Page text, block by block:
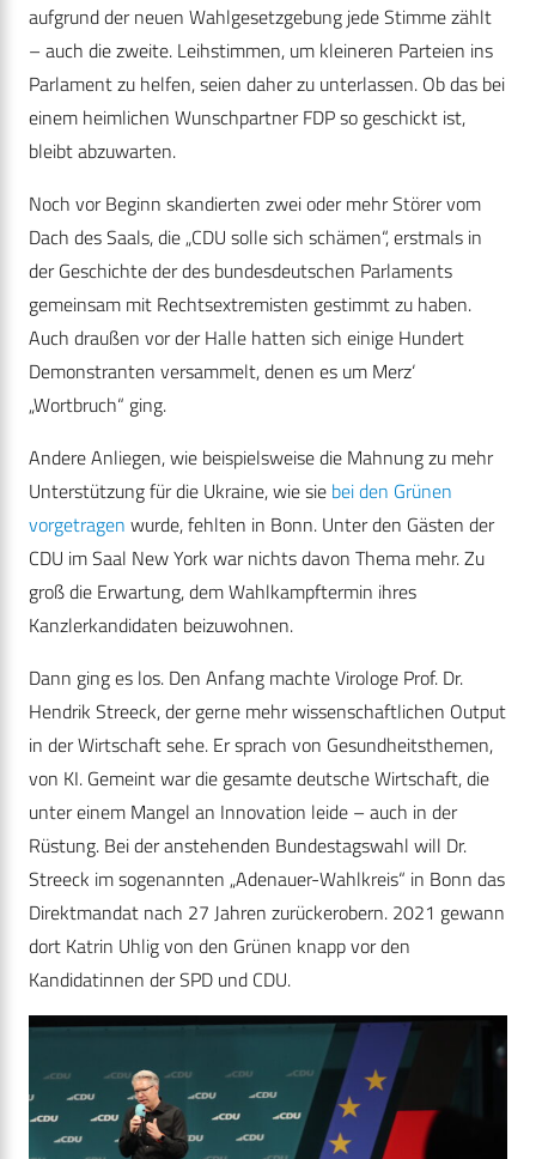
aufgrund der neuen Wahlgesetzgebung jede Stimme zählt
– auch die zweite. Leihstimmen, um kleineren Parteien ins
Parlament zu helfen, seien daher zu unterlassen. Ob das bei
einem heimlichen Wunschpartner FDP so geschickt ist,
bleibt abzuwarten.
Noch vor Beginn skandierten zwei oder mehr Störer vom
Dach des Saals, die „CDU solle sich schämen“, erstmals in
der Geschichte der des bundesdeutschen Parlaments
gemeinsam mit Rechtsextremisten gestimmt zu haben.
Auch draußen vor der Halle hatten sich einige Hundert
Demonstranten versammelt, denen es um Merz‘
„Wortbruch“ ging.
Andere Anliegen, wie beispielsweise die Mahnung zu mehr
Unterstützung für die Ukraine, wie sie bei den Grünen
vorgetragen wurde, fehlten in Bonn. Unter den Gästen der
CDU im Saal New York war nichts davon Thema mehr. Zu
groß die Erwartung, dem Wahlkampftermin ihres
Kanzlerkandidaten beizuwohnen.
Dann ging es los. Den Anfang machte Virologe Prof. Dr.
Hendrik Streeck, der gerne mehr wissenschaftlichen Output
in der Wirtschaft sehe. Er sprach von Gesundheitsthemen,
von KI. Gemeint war die gesamte deutsche Wirtschaft, die
unter einem Mangel an Innovation leide – auch in der
Rüstung. Bei der anstehenden Bundestagswahl will Dr.
Streeck im sogenannten „Adenauer-Wahlkreis“ in Bonn das
Direktmandat nach 27 Jahren zurückerobern. 2021 gewann
dort Katrin Uhlig von den Grünen knapp vor den
Kandidatinnen der SPD und CDU.